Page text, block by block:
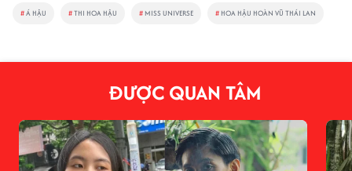
#Á HẬU #THI HOA HẬU # MISS UNIVERSE # HOA HẬU HOÀN VŨ THÁI LAN
ĐƯỢC QUAN TÂM